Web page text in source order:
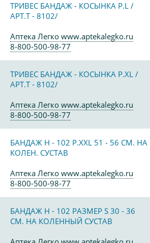
ТРИВЕС БАНДАЖ - КОСЫНКА Р.L /
АРТ.Т - 8102/
Аптека Легко www.aptekalegko.ru
8-800-500-98-77
ТРИВЕС БАНДАЖ - КОСЫНКА Р.XL /
АРТ.Т - 8102/
Аптека Легко www.aptekalegko.ru
8-800-500-98-77
БАНДАЖ Н - 102 Р.XXL 51 - 56 СМ. НА
КОЛЕН. СУСТАВ
Аптека Легко www.aptekalegko.ru
8-800-500-98-77
БАНДАЖ Н - 102 РАЗМЕР S 30 - 36
СМ. НА КОЛЕННЫЙ СУСТАВ